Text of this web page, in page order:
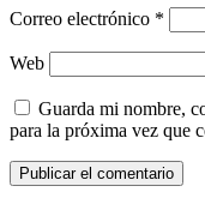
Correo electrónico *
Web
Guarda mi nombre,
para la próxima vez que